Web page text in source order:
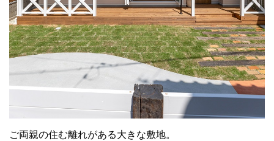
ご両親の住む離れがある大きな敷地。